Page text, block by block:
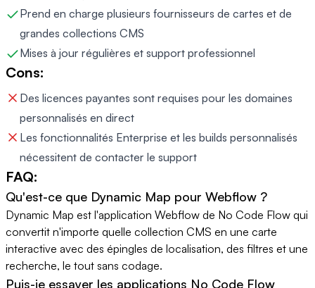
Prend en charge plusieurs fournisseurs de cartes et de
grandes collections CMS
Mises à jour régulières et support professionnel
Cons:
Des licences payantes sont requises pour les domaines
personnalisés en direct
Les fonctionnalités Enterprise et les builds personnalisés
nécessitent de contacter le support
FAQ:
Qu'est-ce que Dynamic Map pour Webflow ?
Dynamic Map est l'application Webflow de No Code Flow qui
convertit n'importe quelle collection CMS en une carte
interactive avec des épingles de localisation, des filtres et une
recherche, le tout sans codage.
Puis-je essayer les applications No Code Flow